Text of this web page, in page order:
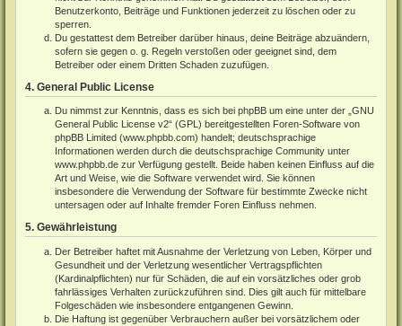
Benutzerkonto, Beiträge und Funktionen jederzeit zu löschen oder zu
sperren.
Du gestattest dem Betreiber darüber hinaus, deine Beiträge abzuändern,
sofern sie gegen o. g. Regeln verstoßen oder geeignet sind, dem
Betreiber oder einem Dritten Schaden zuzufügen.
4. General Public License
Du nimmst zur Kenntnis, dass es sich bei phpBB um eine unter der „GNU
General Public License v2“ (GPL) bereitgestellten Foren-Software von
phpBB Limited (www.phpbb.com) handelt; deutschsprachige
Informationen werden durch die deutschsprachige Community unter
www.phpbb.de zur Verfügung gestellt. Beide haben keinen Einfluss auf die
Art und Weise, wie die Software verwendet wird. Sie können
insbesondere die Verwendung der Software für bestimmte Zwecke nicht
untersagen oder auf Inhalte fremder Foren Einfluss nehmen.
5. Gewährleistung
Der Betreiber haftet mit Ausnahme der Verletzung von Leben, Körper und
Gesundheit und der Verletzung wesentlicher Vertragspflichten
(Kardinalpflichten) nur für Schäden, die auf ein vorsätzliches oder grob
fahrlässiges Verhalten zurückzuführen sind. Dies gilt auch für mittelbare
Folgeschäden wie insbesondere entgangenen Gewinn.
Die Haftung ist gegenüber Verbrauchern außer bei vorsätzlichem oder